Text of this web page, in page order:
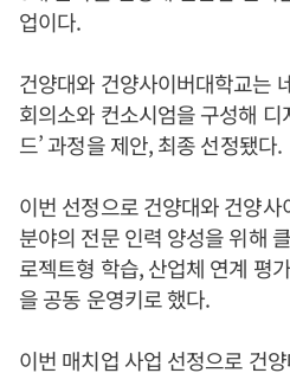
업이다.
건양대와 건양사이버대학교는
회의소와 컨소시엄을 구성해 디
드’ 과정을 제안, 최종 선정됐다.
이번 선정으로 건양대와 건양
분야의 전문 인력 양성을 위해
로젝트형 학습, 산업체 연계 평
을 공동 운영키로 했다.
이번 매치업 사업 선정으로 건